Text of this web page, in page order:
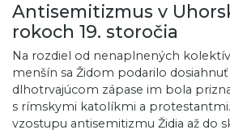
Antisemitizmus v
rokoch 19. storočia
Na rozdiel od nenaplnených
menšín sa Židom podarilo
dlhotrvajúcom zápase im bola
s rímskymi katolíkmi a
vzostupu antisemitizmu Židia až do